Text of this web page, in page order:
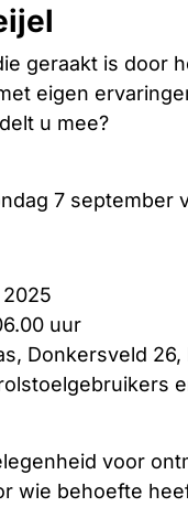
geraakt is door
eigen
u mee?
7 september
uur
Donkersveld 26,
voor
wie behoefte